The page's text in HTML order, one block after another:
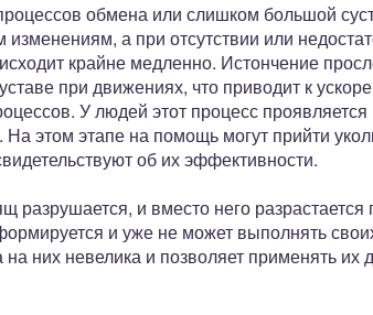
обмена или слишком большой
а при отсутствии или
крайне медленно. Истончение
при движениях, что приводит к
У людей этот процесс проявляется
этом этапе на помощь могут прийти
об их эффективности.
разрушается, и вместо него разрастается
и уже не может выполнять
них невелика и позволяет применять их